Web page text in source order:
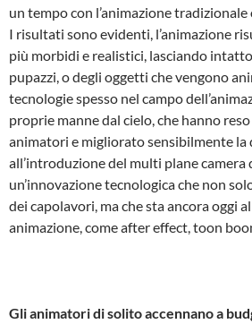
un tempo con l’animazione tradizionale
I risultati sono evidenti, l’animazione
più morbidi e realistici, lasciando
pupazzi, o degli oggetti che vengono
tecnologie spesso nel campo
proprie manne dal cielo, che hanno
animatori e migliorato sensibilmente la
all’introduzione del multi plane camera
un’innovazione tecnologica che non
dei capolavori, ma che sta ancora oggi
animazione, come after effect, toon
Gli animatori di solito accennano a